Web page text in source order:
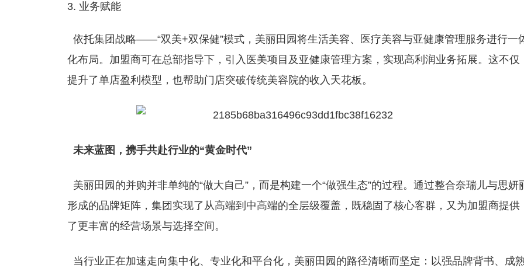
业务赋能
依托集团战略——“双美+双保健”模式，美丽田园将生活美容、医疗美容与亚健康管理服务进行一
化布局。加盟商可在总部指导下，引入医美项目及亚健康管理方案，实现高利润业务拓展。这不仅
提升了单店盈利模型，也帮助门店突破传统美容院的收入天花板。
未来蓝图，携手共赴行业的“黄金时代”
美丽田园的并购并非单纯的“做大自己”，而是构建一个“做强生态”的过程。通过整合奈瑞儿与思妍
形成的品牌矩阵，集团实现了从高端到中高端的全层级覆盖，既稳固了核心客群，又为加盟商提供
了更丰富的经营场景与选择空间。
当行业正在加速走向集中化、专业化和平台化，美丽田园的路径清晰而坚定：以强品牌背书、成